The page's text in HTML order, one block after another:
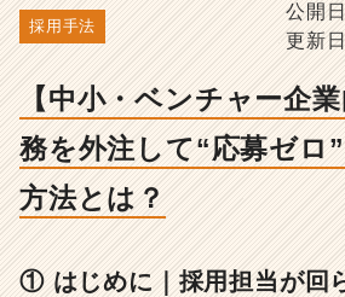
ロ”か
脱
法
採用手法
公開
更新
【中小・ベンチャー企
務を外注して“応募ゼロ
方法とは？
① はじめに｜採用担当が回